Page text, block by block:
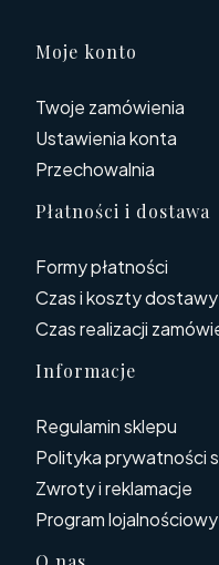
Linki w
Moje konto
Twoje zamówienia
Ustawienia konta
Przechowalnia
Płatności i dostawa
Formy płatności
Czas i koszty dostawy
Czas realizacji
Informacje
Regulamin sklepu
Polityka prywatności
Zwroty i reklamacje
Program